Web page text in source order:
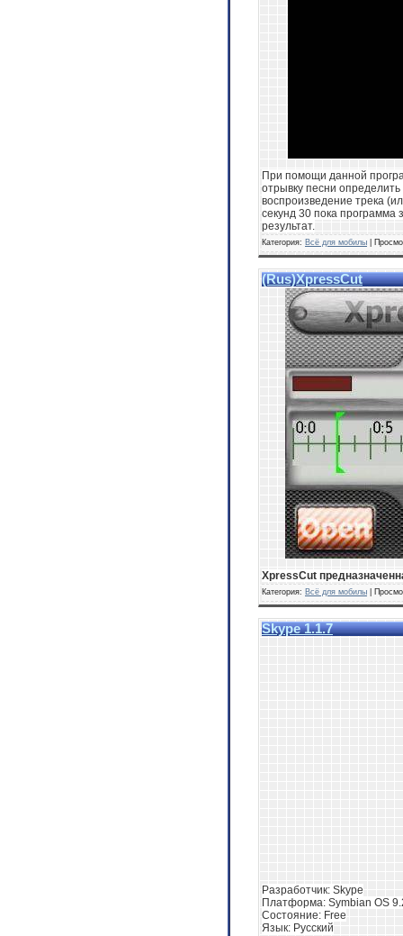
При помощи данной
отрывку песни
воспроизведение трека
секунд 30 пока программа
результат.
Категория: Всё для мобилы |
(Rus)XpressCut
XpressCut
Категория: Всё для мобилы |
Skype 1.1.7
Разработчик: Skype
Платформа: Symbian OS
Состояние: Free
Язык: Русский